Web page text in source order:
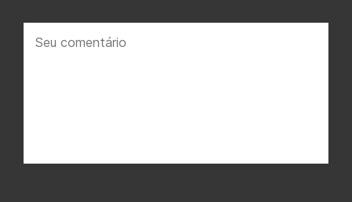
comentário: